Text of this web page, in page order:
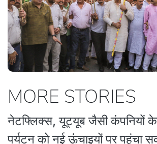
MORE STORIES
नेटफ्लिक्स, यूट्यूब जैसी कंपनियों के
पर्यटन को नई ऊंचाइयों पर पहुंचा